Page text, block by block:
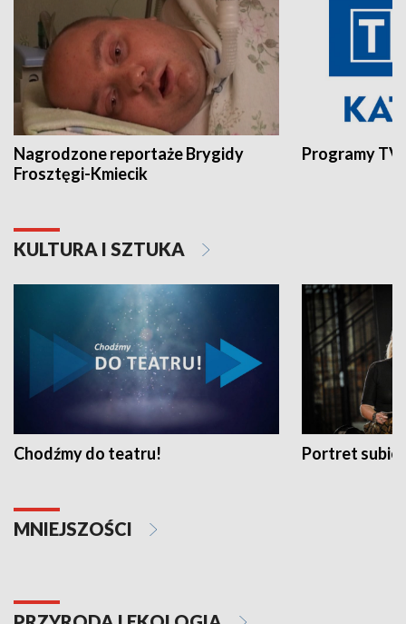
Nagrodzone reportaże Brygidy
Frosztęgi-Kmiecik
Programy
KULTURA I SZTUKA
Chodźmy do teatru! Portret
MNIEJSZOŚCI